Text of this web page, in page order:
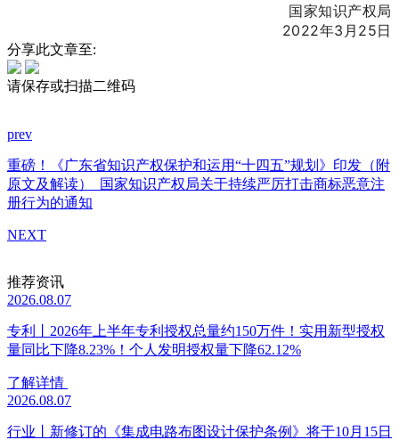
国家知识产权局
2022年3月25日
分享此文章至:
请保存或扫描二维码
prev
重磅！《广东省知识产权保护和运用“十四五”规划》印发（附
原文及解读）
国家知识产权局关于持续严厉打击商标恶意注
册行为的通知
NEXT
推荐资讯
2026.08.07
专利丨2026年上半年专利授权总量约150万件！实用新型授权
量同比下降8.23%！个人发明授权量下降62.12%
了解详情
2026.08.07
行业丨新修订的《集成电路布图设计保护条例》将于10月15日